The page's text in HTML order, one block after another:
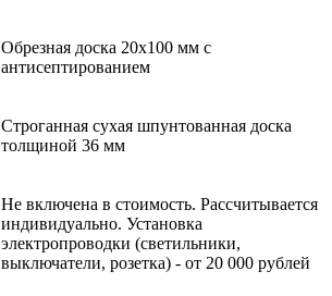
Обрезная доска 20х100 мм с
антисептированием
Строганная сухая шпунтованная доска
толщиной 36 мм
Не включена в стоимость. Рассчитывается
индивидуально. Установка
электропроводки (светильники,
выключатели, розетка) - от 20 000 рублей